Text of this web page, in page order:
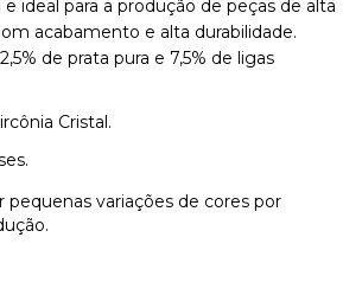
ideal para a produção de peças de alta
acabamento e alta durabilidade.
de prata pura e 7,5% de ligas
Cristal.
pequenas variações de cores por